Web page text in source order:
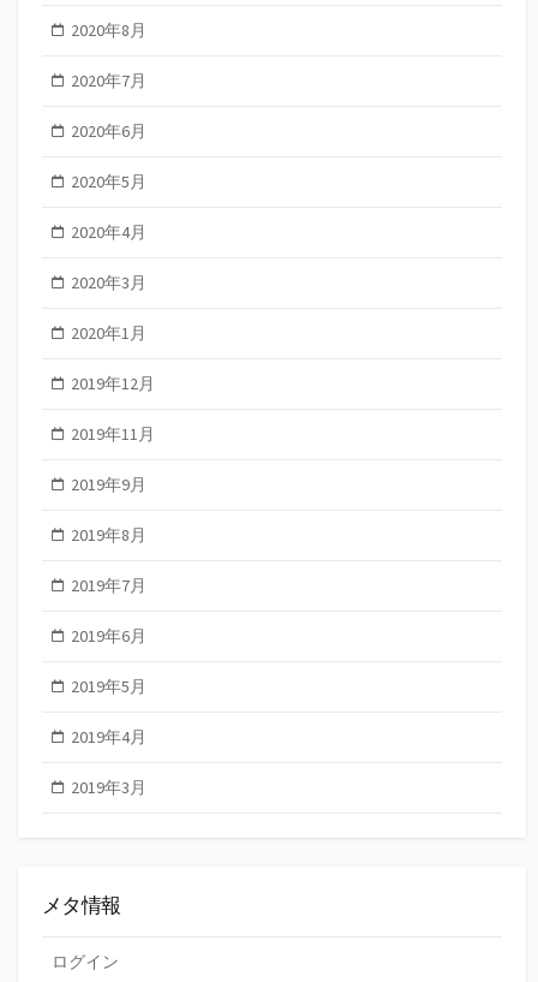
2020年8月
2020年7月
2020年6月
2020年5月
2020年4月
2020年3月
2020年1月
2019年12月
2019年11月
2019年9月
2019年8月
2019年7月
2019年6月
2019年5月
2019年4月
2019年3月
メタ情報
ログイン